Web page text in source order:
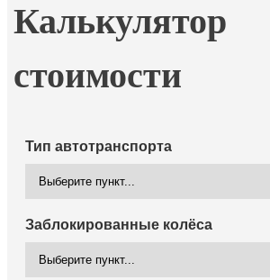
Калькулятор
стоимости
Тип автотранспорта
Заблокированные колёса